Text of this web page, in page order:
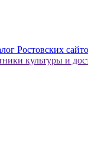
культуры и